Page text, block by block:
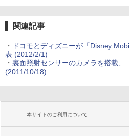
関連記事
・
ドコモとディズニーが「Disney
表 (2012/2/1)
・ 裏面照射センサーのカメラを搭載、
(2011/10/18)
本サイトのご利用について